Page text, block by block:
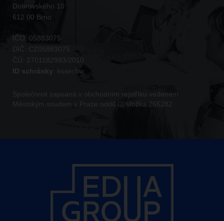
Dobrovského 10
612 00 Brno
IČO:
05883075
DIČ:
CZ05883075
ČÚ:
2701182993/2010
ID schránky
ksxecbw
Společnost zapsaná v obchodním rejstříku vedeném
Městským soudem v Praze oddíl C, vložka 265282